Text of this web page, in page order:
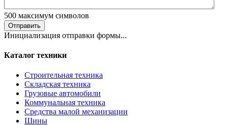
500 максимум символов
Отправить
Инициализация отправки формы...
Каталог техники
Строительная техника
Складская техника
Грузовые автомобили
Коммунальная техника
Средства малой механизации
Шины